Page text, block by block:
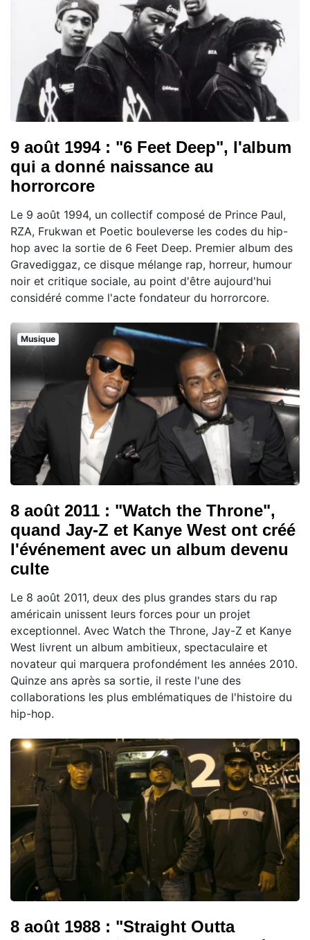
9 août 1994 : "6 Feet Deep", l'album
qui a donné naissance au
horrorcore
Le 9 août 1994, un collectif composé de Prince Paul,
RZA, Frukwan et Poetic bouleverse les codes du hip-
hop avec la sortie de 6 Feet Deep. Premier album des
Gravediggaz, ce disque mélange rap, horreur, humour
noir et critique sociale, au point d'être aujourd'hui
considéré comme l'acte fondateur du horrorcore.
Musique
8 août 2011 : "Watch the Throne",
quand Jay-Z et Kanye West ont créé
l'événement avec un album devenu
culte
Le 8 août 2011, deux des plus grandes stars du rap
américain unissent leurs forces pour un projet
exceptionnel. Avec Watch the Throne, Jay-Z et Kanye
West livrent un album ambitieux, spectaculaire et
novateur qui marquera profondément les années 2010.
Quinze ans après sa sortie, il reste l'une des
collaborations les plus emblématiques de l'histoire du
hip-hop.
8 août 1988 : "Straight Outta